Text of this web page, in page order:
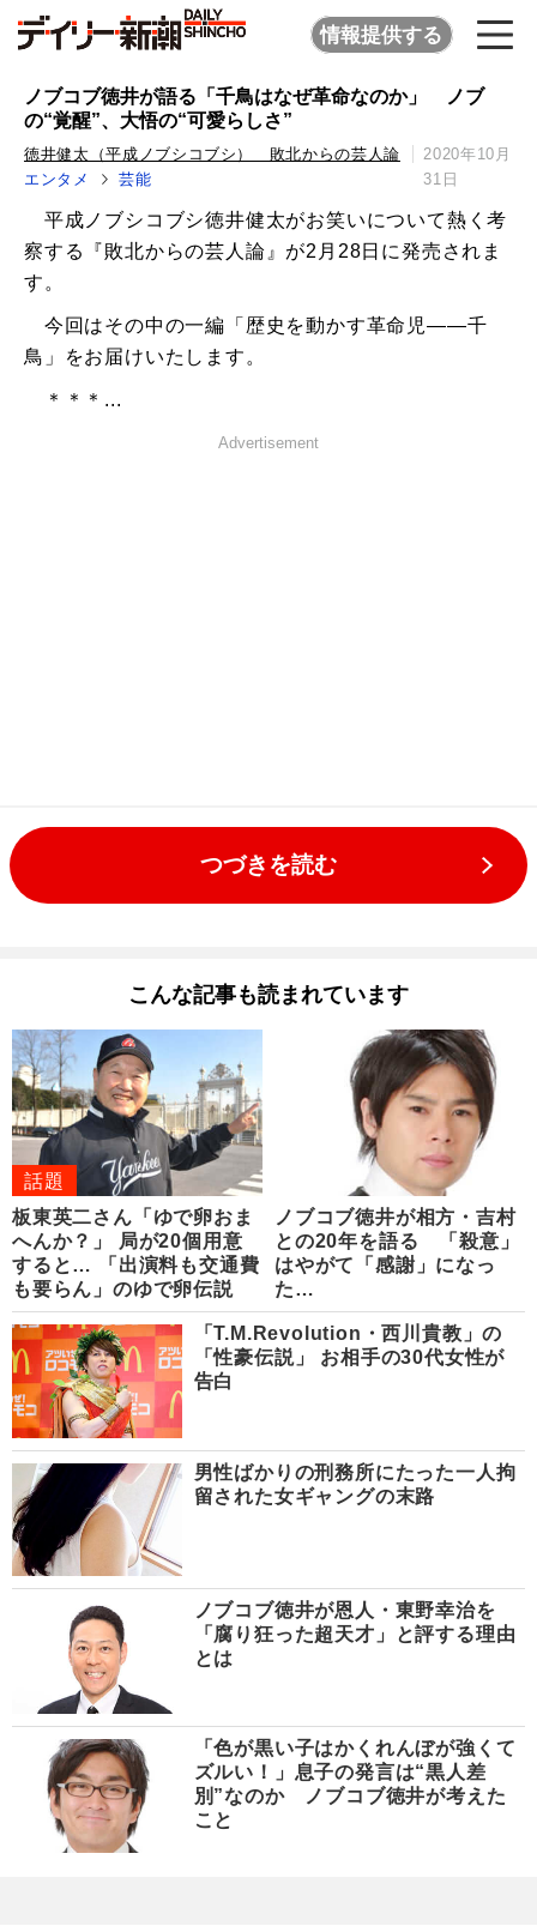
情報提供する
ノブコブ徳井が語る「千鳥はなぜ革命なのか」 ノブ
の“覚醒”、大悟の“可愛らしさ”
徳井健太（平成ノブシコブシ） 敗北からの芸人論
エンタメ
芸能
2020年10月
31日
平成ノブシコブシ徳井健太がお笑いについて熱く考
察する『敗北からの芸人論』が2月28日に発売されま
す。
今回はその中の一編「歴史を動かす革命児――千
鳥」をお届けいたします。
＊＊＊...
Advertisement
つづきを読む
こんな記事も読まれています
話題
板東英二さん「ゆで卵おま
へんか？」 局が20個用意
すると… 「出演料も交通費
も要らん」のゆで卵伝説
ノブコブ徳井が相方・吉村
との20年を語る 「殺意」
はやがて「感謝」になっ
た…
「T.M.Revolution・西川貴教」の
「性豪伝説」 お相手の30代女性が
告白
男性ばかりの刑務所にたった一人拘
留された女ギャングの末路
ノブコブ徳井が恩人・東野幸治を
「腐り狂った超天才」と評する理由
とは
「色が黒い子はかくれんぼが強くて
ズルい！」息子の発言は“黒人差
別”なのか ノブコブ徳井が考えた
こと